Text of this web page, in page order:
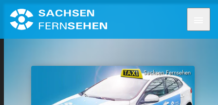
Sachsen Fernsehen